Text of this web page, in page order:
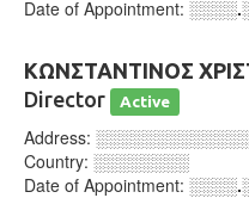
Date of Appointment:
ΚΩΝΣΤΑΝΤΙΝΟΣ
Director
Active
Address:
Country: ░░░░░░░░
Date of Appointment: